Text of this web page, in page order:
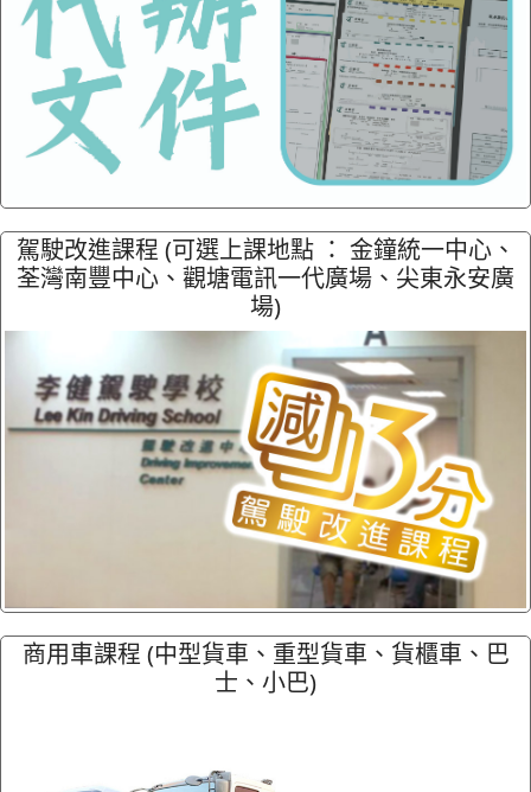
駕駛改進課程 (可選上課地點 ： 金鐘統一中心、
荃灣南豐中心、觀塘電訊一代廣場、尖東永安廣
場)
商用車課程 (中型貨車、重型貨車、貨櫃車、巴
士、小巴)